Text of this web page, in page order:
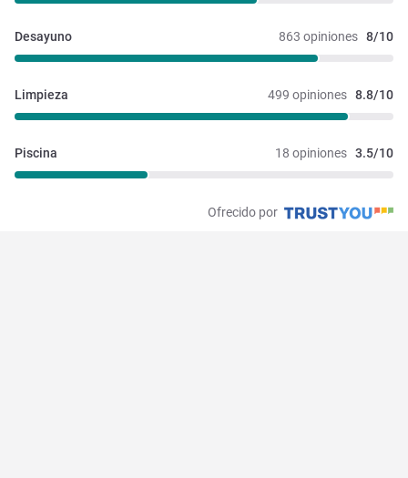
863 opiniones 8/10
Desayuno
499 opiniones 8.8/10
Limpieza
18 opiniones 3.5/10
Piscina
Ofrecido por